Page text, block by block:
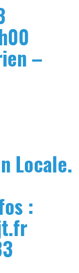
–
Locale.
: